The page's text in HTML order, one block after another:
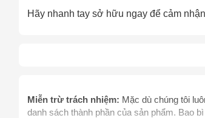
Hãy nhanh tay sở hữu ngay để cảm
Miễn trừ trách nhiệm: Mặc dù chúng tôi
danh sách thành phần của sản phẩm. Bao